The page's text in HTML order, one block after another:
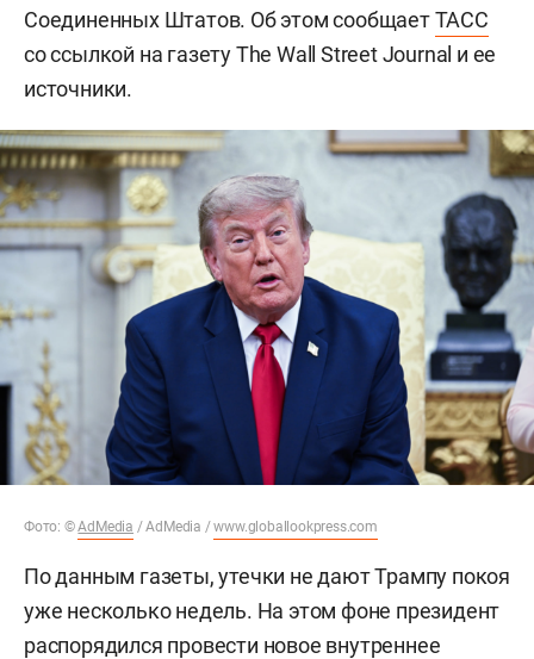
Соединенных Штатов. Об этом сообщаетТАСС
со ссылкой на газету The Wall Street Journal и ее
источники.
Фото: ©AdMedia / AdMedia /www.globallookpress.com
По данным газеты, утечки не дают Трампу покоя
уже несколько недель. На этом фоне президент
распорядился провести новое внутреннее